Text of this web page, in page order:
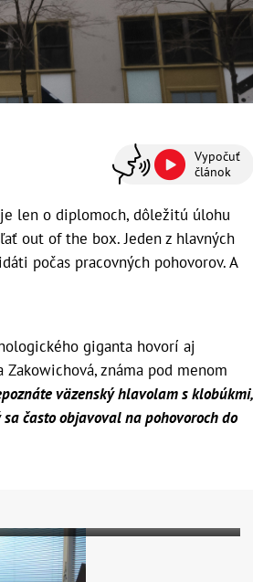
Vypočuť
článok
je len o diplomoch, dôležitú úlohu
out of the box. Jeden z hlavných
počas pracovných pohovorov. A
giganta hovorí aj
známa pod menom
väzenský hlavolam s klobúkmi,
často objavoval na pohovoroch do